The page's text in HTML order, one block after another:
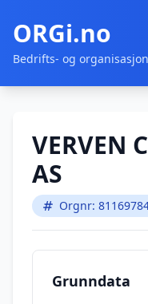
ORGi.no
Bedrifts- og
VERVEN C
AS
Orgnr:
Grunndata